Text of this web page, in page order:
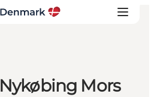
Mors